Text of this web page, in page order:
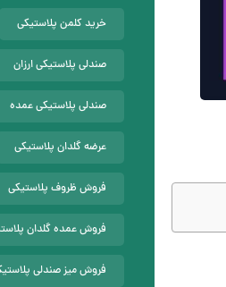
خرید کلمن پلاستیکی
صندلی پلاستیکی ارزان
صندلی پلاستیکی عمده
عرضه گلدان پلاستیکی
فروش ظروف پلاستیکی
فروش عمده گلدان
فروش میز صندلی